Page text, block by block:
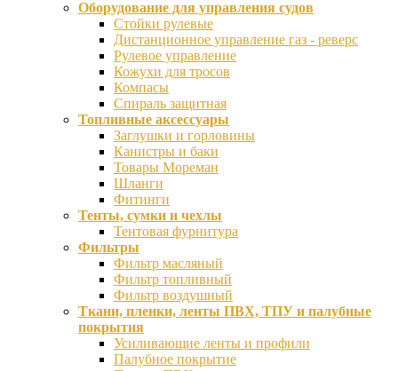
Оборудование для управления судов
Стойки рулевые
Дистанционное управление газ - реверс
Рулевое управление
Кожухи для тросов
Компасы
Спираль защитная
Топливные аксессуары
Заглушки и горловины
Канистры и баки
Товары Мореман
Шланги
Фитинги
Тенты, сумки и чехлы
Тентовая фурнитура
Фильтры
Фильтр масляный
Фильтр топливный
Фильтр воздушный
Ткани, пленки, ленты ПВХ, ТПУ и палубные
покрытия
Усиливающие ленты и профили
Палубное покрытие